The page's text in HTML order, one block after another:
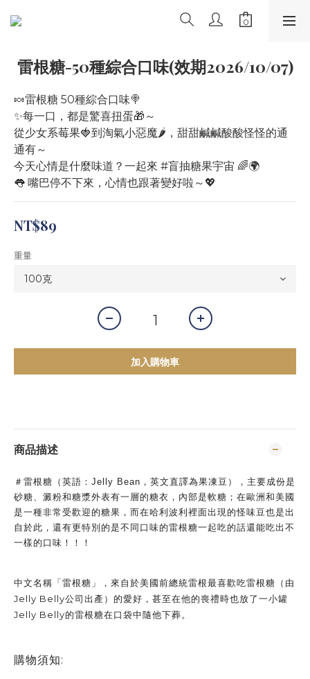
雷根糖-50種綜合口味(效期2026/10/07)
🍬雷根糖 50種綜合口味🍭
✨每一口，都是驚喜扭蛋🎁～
從少女系莓果🍓到淘氣小惡魔🌶️，甜甜鹹鹹酸酸怪怪的通
通有～
今天心情是什麼味道？一起來 #盲抽糖果宇宙 🌈🌍
👅 嘴巴停不下來，心情也跟著變好啦～💖
NT$89
重量
加入購物車
商品描述
＃雷根糖（英語：Jelly Bean，英文直譯為果凍豆），主要成份是
砂糖、澱粉和糖漿外表有一層的糖衣，內部是軟糖；在歐洲和美國
是一種非常受歡迎的糖果，而在哈利波利裡面出現的怪味豆也是出
自於此，還有更特別的是不同口味的雷根糖一起吃的話還能吃出不
一樣的口味！！！
中文名稱「雷根糖」，來自於美國前總統雷根最喜歡吃雷根糖（由
Jelly Belly公司出產）的愛好，甚至在他的喪禮時也放了一小罐
Jelly Belly的雷根糖在口袋中隨他下葬。
購物須知: